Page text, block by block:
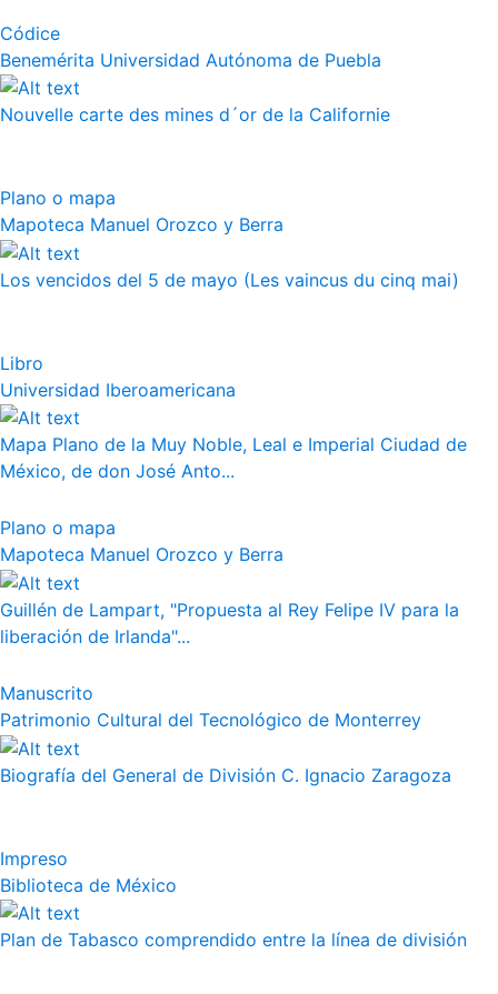
Códice
Benemérita Universidad Autónoma de Puebla
Nouvelle carte des mines d´or de la Californie
Plano o mapa
Mapoteca Manuel Orozco y Berra
Los vencidos del 5 de mayo (Les vaincus du cinq mai)
Libro
Universidad Iberoamericana
Mapa Plano de la Muy Noble, Leal e Imperial Ciudad de
México, de don José Anto...
Plano o mapa
Mapoteca Manuel Orozco y Berra
Guillén de Lampart, "Propuesta al Rey Felipe IV para la
liberación de Irlanda"...
Manuscrito
Patrimonio Cultural del Tecnológico de Monterrey
Biografía del General de División C. Ignacio Zaragoza
Impreso
Biblioteca de México
Plan de Tabasco comprendido entre la línea de división